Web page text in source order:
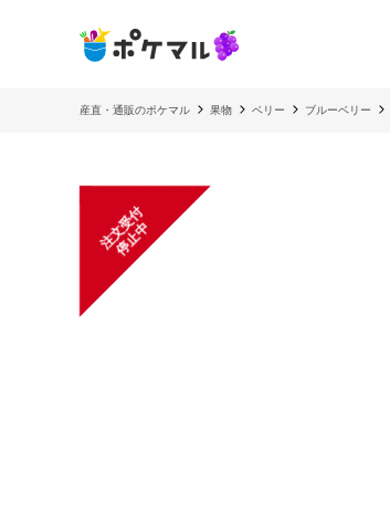
産直・通販のポケマル 果物 ベリー ブルーベリー
注
文
受
付
停
止
中